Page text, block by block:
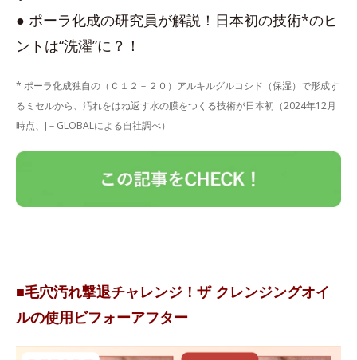
● ポーラ化成の研究員が解説！日本初の技術*のヒ
ントは“洗濯”に？！
* ポーラ化成独自の（Ｃ１２－２０）アルキルグルコシド（保湿）で形成す
るミセルから、汚れをはね返す水の膜をつくる技術が日本初（2024年12月
時点、J－GLOBALによる自社調べ）
■毛穴汚れ撃退チャレンジ！ザ クレンジングオイ
ルの使用ビフォーアフター